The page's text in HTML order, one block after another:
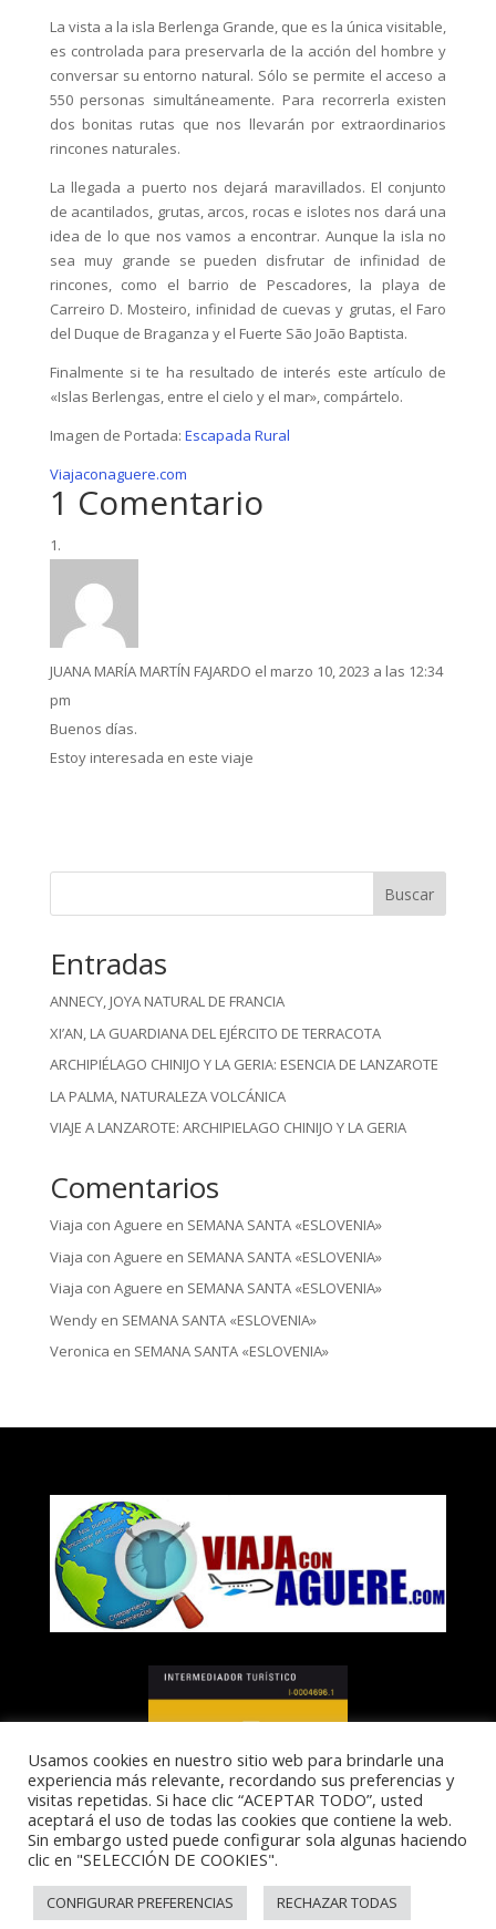
La vista a la isla Berlenga Grande, que es la única visitable,
es controlada para preservarla de la acción del hombre y
conversar su entorno natural. Sólo se permite el acceso a
550 personas simultáneamente. Para recorrerla existen
dos bonitas rutas que nos llevarán por extraordinarios
rincones naturales.
La llegada a puerto nos dejará maravillados. El conjunto
de acantilados, grutas, arcos, rocas e islotes nos dará una
idea de lo que nos vamos a encontrar. Aunque la isla no
sea muy grande se pueden disfrutar de infinidad de
rincones, como el barrio de Pescadores, la playa de
Carreiro D. Mosteiro, infinidad de cuevas y grutas, el Faro
del Duque de Braganza y el Fuerte São João Baptista.
Finalmente si te ha resultado de interés este artículo de
«Islas Berlengas, entre el cielo y el mar», compártelo.
Imagen de Portada: Escapada Rural
Viajaconaguere.com
1 Comentario
JUANA MARÍA MARTÍN FAJARDO el marzo 10, 2023 a las 12:34
pm
Buenos días.
Estoy interesada en este viaje
Buscar
Entradas
ANNECY, JOYA NATURAL DE FRANCIA
XI’AN, LA GUARDIANA DEL EJÉRCITO DE TERRACOTA
ARCHIPIÉLAGO CHINIJO Y LA GERIA: ESENCIA DE LANZAROTE
LA PALMA, NATURALEZA VOLCÁNICA
VIAJE A LANZAROTE: ARCHIPIELAGO CHINIJO Y LA GERIA
Comentarios
Viaja con Aguere en SEMANA SANTA «ESLOVENIA»
Viaja con Aguere en SEMANA SANTA «ESLOVENIA»
Viaja con Aguere en SEMANA SANTA «ESLOVENIA»
Wendyen SEMANA SANTA «ESLOVENIA»
Veronica en SEMANA SANTA «ESLOVENIA»
I-0004696.1
Usamos cookies en nuestro sitio web para brindarle una
experiencia más relevante, recordando sus preferencias y
visitas repetidas. Si hace clic “ACEPTAR TODO”, usted
aceptará el uso de todas las cookies que contiene la web.
Sin embargo usted puede configurar sola algunas haciendo
clic en "SELECCIÓN DE COOKIES".
CONFIGURAR PREFERENCIAS RECHAZAR TODAS